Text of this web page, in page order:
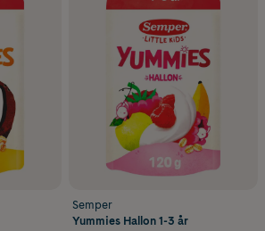
Semper
Yummies Hallon 1-3 år